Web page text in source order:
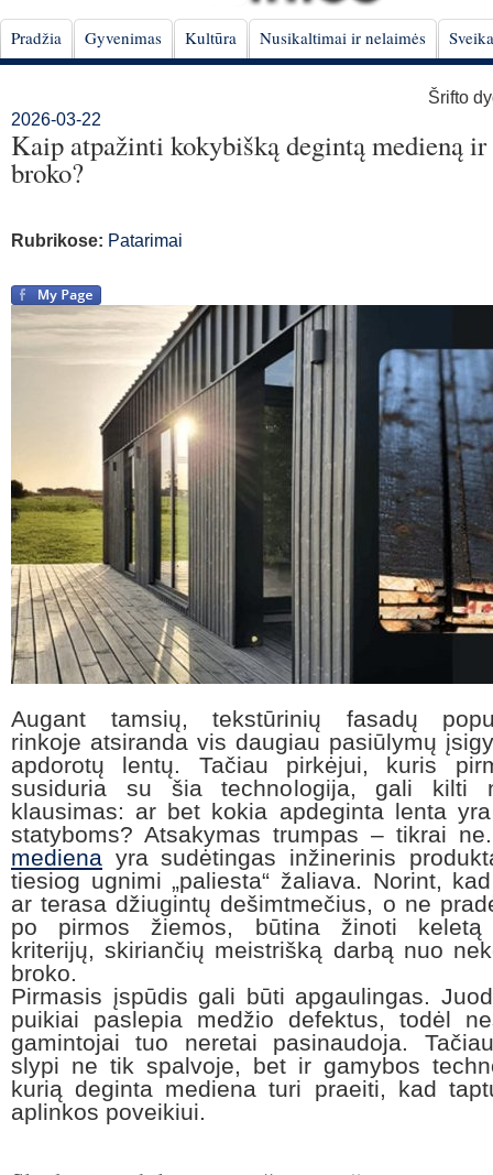
Pradžia Gyvenimas Kultūra Nusikaltimai ir nelaimės
Šrifto
2026-03-22
Kaip atpažinti kokybišką degintą medieną
broko?
Rubrikose: Patarimai
Augant tamsių, tekstūrinių fasadų
rinkoje atsiranda vis daugiau pasiūlymų
apdorotų lentų. Tačiau pirkėjui, kuris
susiduria su šia technologija, gali kilti
klausimas: ar bet kokia apdeginta lenta
statyboms? Atsakymas trumpas – tikrai
mediena yra sudėtingas inžinerinis
tiesiog ugnimi „paliesta“ žaliava. Norint,
ar terasa džiugintų dešimtmečius, o ne
po pirmos žiemos, būtina žinoti keletą
kriterijų, skiriančių meistrišką darbą nuo
broko.
Pirmasis įspūdis gali būti apgaulingas.
puikiai paslepia medžio defektus, todėl
gamintojai tuo neretai pasinaudoja.
slypi ne tik spalvoje, bet ir gamybos
kurią deginta mediena turi praeiti, kad
aplinkos poveikiui.